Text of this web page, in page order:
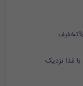
غذا نزدیک